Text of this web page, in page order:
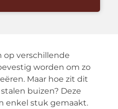
op verschillende
worden om zo
Maar hoe zit dit
buizen? Deze
enkel stuk gemaakt.